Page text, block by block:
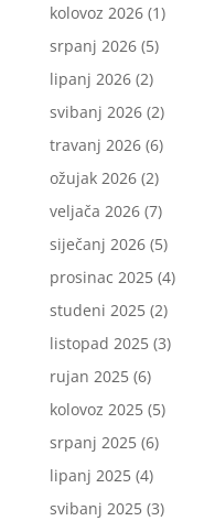
kolovoz 2026(1)
srpanj 2026(5)
lipanj 2026(2)
svibanj 2026(2)
travanj 2026(6)
ožujak 2026(2)
veljača 2026(7)
siječanj 2026(5)
prosinac 2025(4)
studeni 2025(2)
listopad 2025(3)
rujan 2025(6)
kolovoz 2025(5)
srpanj 2025(6)
lipanj 2025(4)
svibanj 2025(3)